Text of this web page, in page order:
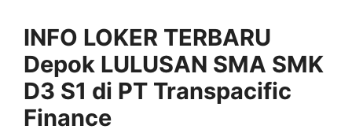
INFO LOKER TERBARU
Depok LULUSAN SMA SMK
D3 S1 di PT Transpacific
Finance